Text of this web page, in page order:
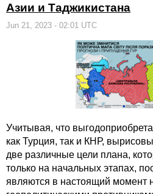
Азии и Таджикистана
Jun 21, 2023 - 02:01 UTC
Учитывая, что
как Турция, так и КНР,
две различные цели плана,
только на начальных этапах,
являются в настоящий